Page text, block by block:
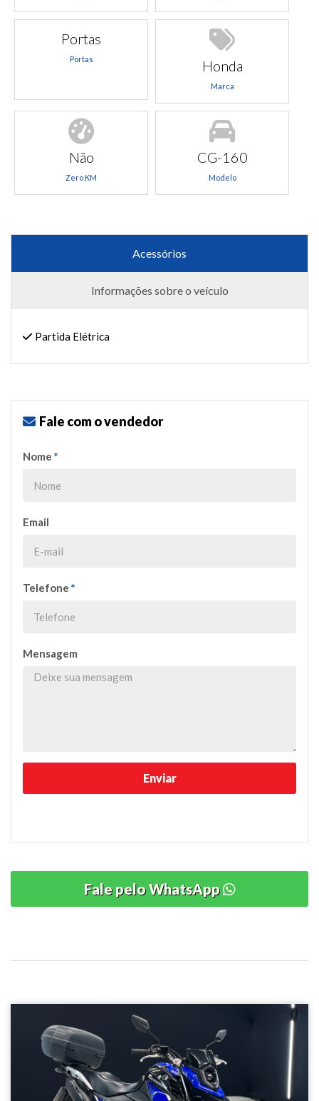
Portas
Portas Honda
Marca
Não
Zero KM
CG-160
Modelo
Acessórios
Informações sobre o veículo
Partida Elétrica
Fale com o vendedor
Nome *
Email
Telefone *
Mensagem
Fale pelo WhatsApp